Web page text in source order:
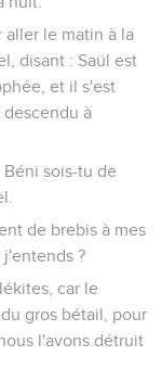
aller le matin à la
disant : Saül est
et il s'est
à
Béni sois-tu de
de brebis à mes
?
car le
gros bétail, pour
l'avons détruit